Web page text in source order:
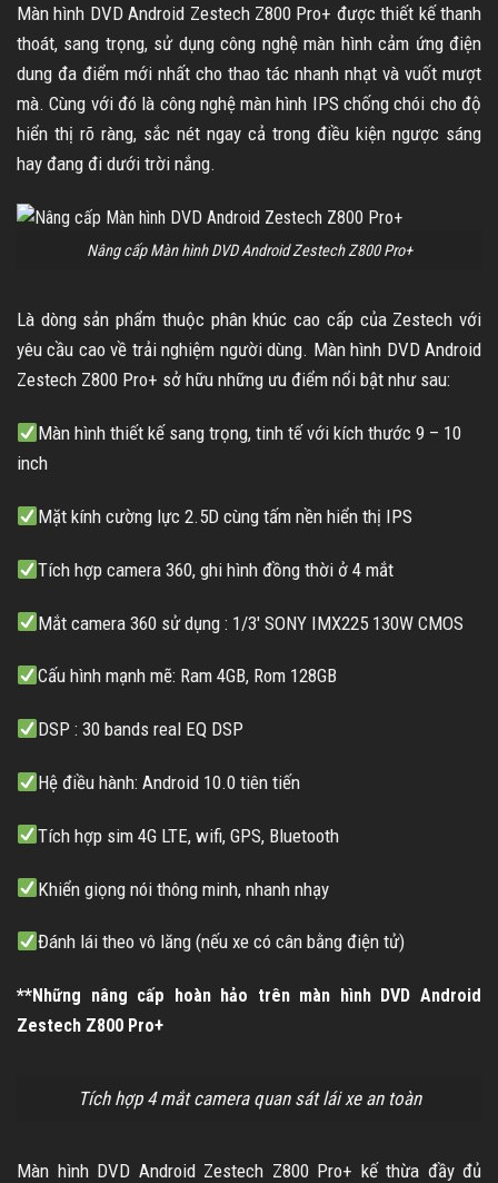
Màn hình DVD Android Zestech Z800 Pro+ được thiết kế thanh
thoát, sang trọng, sử dụng công nghệ màn hình cảm ứng điện
dung đa điểm mới nhất cho thao tác nhanh nhạt và vuốt mượt
mà. Cùng với đó là công nghệ màn hình IPS chống chói cho độ
hiển thị rõ ràng, sắc nét ngay cả trong điều kiện ngược sáng
hay đang đi dưới trời nắng.
Nâng cấp Màn hình DVD Android Zestech Z800 Pro+
Là dòng sản phẩm thuộc phân khúc cao cấp của Zestech với
yêu cầu cao về trải nghiệm người dùng. Màn hình DVD Android
Zestech Z800 Pro+ sở hữu những ưu điểm nổi bật như sau:
Màn hình thiết kế sang trọng, tinh tế với kích thước 9 – 10
inch
Mặt kính cường lực 2.5D cùng tấm nền hiển thị IPS
Tích hợp camera 360, ghi hình đồng thời ở 4 mắt
Mắt camera 360 sử dụng : 1/3′ SONY IMX225 130W CMOS
Cấu hình mạnh mẽ: Ram 4GB, Rom 128GB
DSP : 30 bands real EQ DSP
Hệ điều hành: Android 10.0 tiên tiến
Tích hợp sim 4G LTE, wifi, GPS, Bluetooth
Khiển giọng nói thông minh, nhanh nhạy
Đánh lái theo vô lăng (nếu xe có cân bằng điện tử)
**Những nâng cấp hoàn hảo trên màn hình DVD Android
Zestech Z800 Pro+
Tích hợp 4 mắt camera quan sát lái xe an toàn
Màn hình DVD Android Zestech Z800 Pro+ kế thừa đầy đủ